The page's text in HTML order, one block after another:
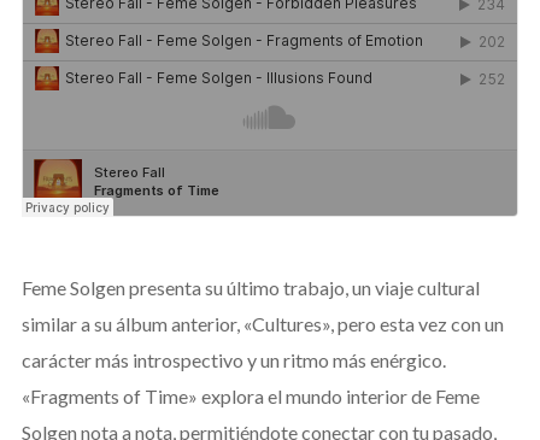
Feme Solgen presenta su último trabajo, un viaje cultural
similar a su álbum anterior, «Cultures», pero esta vez con un
carácter más introspectivo y un ritmo más enérgico.
«Fragments of Time» explora el mundo interior de Feme
Solgen nota a nota, permitiéndote conectar con tu pasado,